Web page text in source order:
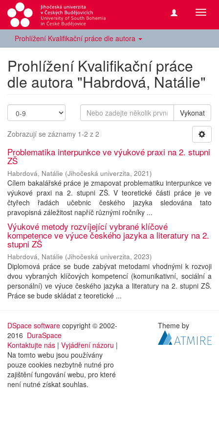
Prohlížení Kvalifikační práce dle autora
Prohlížení Kvalifikační práce
dle autora "Habrdová, Natálie"
Vykonat
Zobrazují se záznamy 1-2 z 2
Problematika interpunkce ve výukové praxi na 2. stupni
ZŠ
Habrdová, Natálie (Jihočeská univerzita, 2021)
Cílem bakalářské práce je zmapovat problematiku interpunkce ve
výukové praxi na 2. stupni ZŠ. V teoretické části práce je ve
čtyřech řadách učebnic českého jazyka sledována tato
pravopisná záležitost napříč různými ročníky ...
Výukové metody rozvíjející vybrané klíčové
kompetence ve výuce českého jazyka a literatury na 2.
stupni ZŠ
Habrdová, Natálie (Jihočeská univerzita, 2023)
Diplomová práce se bude zabývat metodami vhodnými k rozvoji
dvou vybraných klíčových kompetencí (komunikativní, sociální a
personální) ve výuce českého jazyka a literatury na 2. stupni ZŠ.
Práce se bude skládat z teoretické ...
DSpace software copyright © 2002-
2016 DuraSpace
Kontaktujte nás | Vyjádření názoru |
Na tomto webu jsou používány
pouze cookies nezbytně nutné pro
zajištění fungování webu, pro které
není nutné získat souhlas.
Theme by